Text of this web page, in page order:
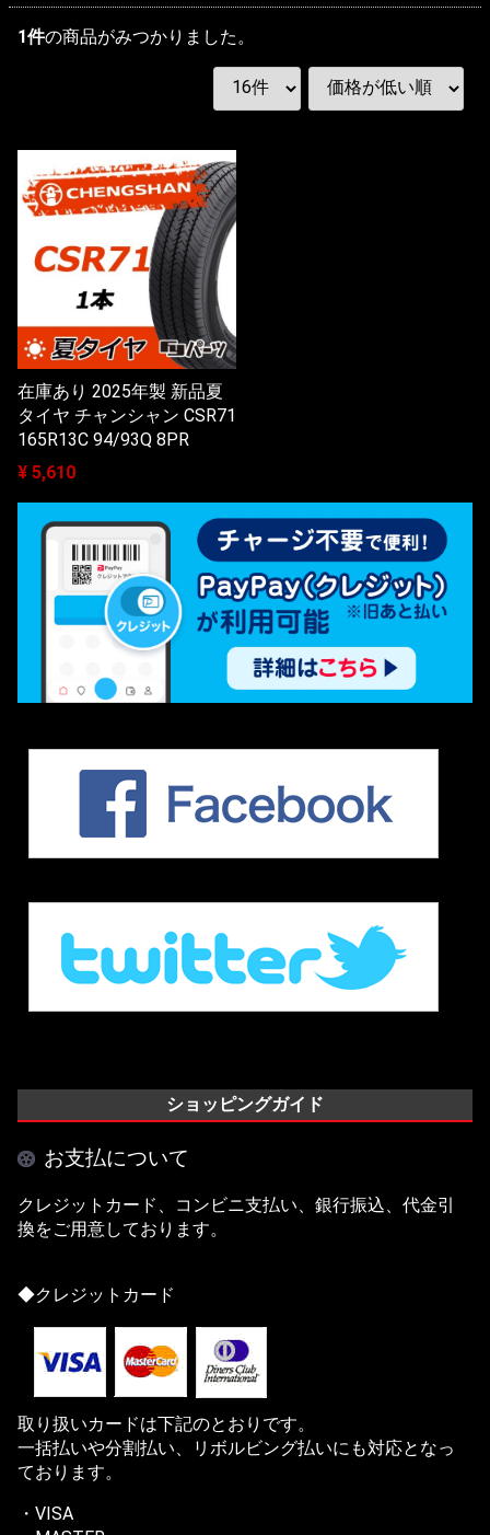
1件の商品がみつかりました。
在庫あり 2025年製 新品夏
タイヤ チャンシャン CSR71
165R13C 94/93Q 8PR
¥ 5,610
ショッピングガイド
お支払について
クレジットカード、コンビニ支払い、銀行振込、代金引
換をご用意しております。
◆クレジットカード
取り扱いカードは下記のとおりです。
一括払いや分割払い、リボルビング払いにも対応となっ
ております。
・VISA